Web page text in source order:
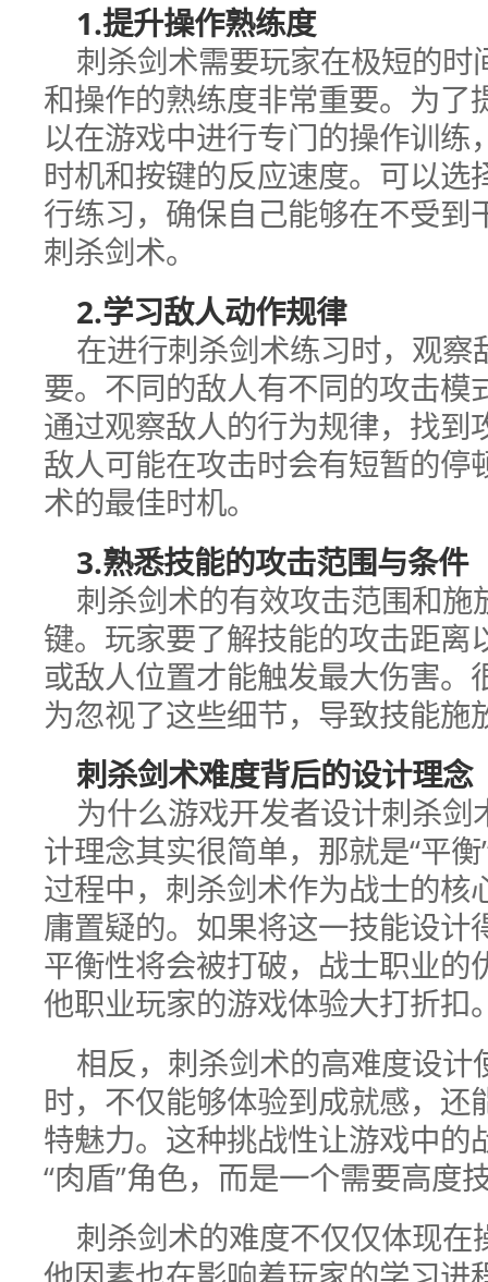
1.提升操作熟练度
刺杀剑术需要玩家在极短的
和操作的熟练度非常重要。为了
以在游戏中进行专门的操作训练
时机和按键的反应速度。可以选
行练习，确保自己能够在不受到
刺杀剑术。
2.学习敌人动作规律
在进行刺杀剑术练习时，观
要。不同的敌人有不同的攻击模
通过观察敌人的行为规律，找到
敌人可能在攻击时会有短暂的停
术的最佳时机。
3.熟悉技能的攻击范围与条件
刺杀剑术的有效攻击范围和
键。玩家要了解技能的攻击距离
或敌人位置才能触发最大伤害。
为忽视了这些细节，导致技能施
刺杀剑术难度背后的设计理念
为什么游戏开发者设计刺杀
计理念其实很简单，那就是“平
过程中，刺杀剑术作为战士的核
庸置疑的。如果将这一技能设计
平衡性将会被打破，战士职业的
他职业玩家的游戏体验大打折扣
相反，刺杀剑术的高难度设
时，不仅能够体验到成就感，还
特魅力。这种挑战性让游戏中的
“肉盾”角色，而是一个需要高度
刺杀剑术的难度不仅仅体现